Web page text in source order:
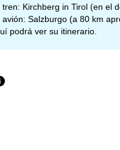
tren: Kirchberg in Tirol (en el
avión: Salzburgo (a 80 km
podrá ver su itinerario.